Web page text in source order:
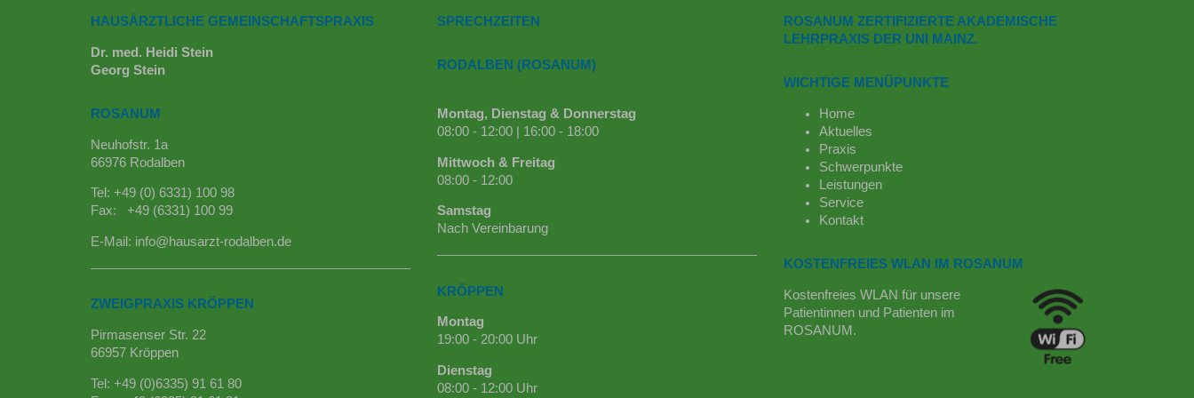
HAUSÄRZTLICHE GEMEINSCHAFTSPRAXIS
Dr. med. Heidi Stein
Georg Stein
ROSANUM
Neuhofstr. 1a
66976 Rodalben
Tel: +49 (0) 6331) 100 98
Fax: +49 (6331) 100 99
E-Mail: info@hausarzt-rodalben.de
ZWEIGPRAXIS KRÖPPEN
Pirmasenser Str. 22
66957 Kröppen
Tel: +49 (0)6335) 91 61 80
SPRECHZEITEN
RODALBEN (ROSANUM)
Montag, Dienstag & Donnerstag
08:00 - 12:00 | 16:00 - 18:00
Mittwoch & Freitag
08:00 - 12:00
Samstag
Nach Vereinbarung
KRÖPPEN
Montag
19:00 - 20:00 Uhr
Dienstag
08:00 - 12:00 Uhr
ROSANUM ZERTIFIZIERTE AKADEMISCHE
LEHRPRAXIS DER UNI MAINZ.
WICHTIGE MENÜPUNKTE
Home
Aktuelles
Praxis
Schwerpunkte
Leistungen
Service
Kontakt
KOSTENFREIES WLAN IM ROSANUM
Kostenfreies WLAN für unsere
Patientinnen und Patienten im
ROSANUM.